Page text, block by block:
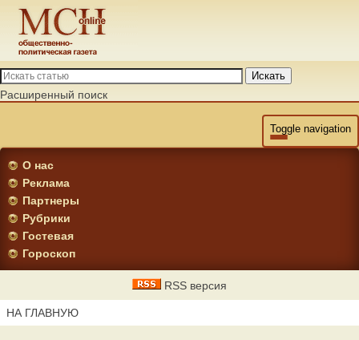
Искать
Расширенный поиск
Toggle navigation
О нас
Реклама
Партнеры
Рубрики
Гостевая
Гороскоп
RSS версия
НА ГЛАВНУЮ